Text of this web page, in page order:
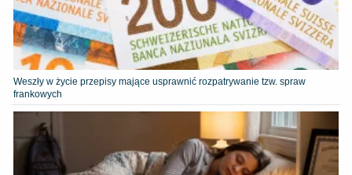
Weszły w życie przepisy mające usprawnić rozpatrywanie tzw. spraw
frankowych